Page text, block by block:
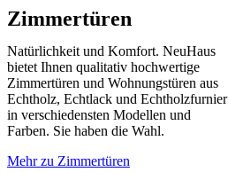
Zimmertüren
Natürlichkeit und Komfort. NeuHaus
bietet Ihnen qualitativ hochwertige
Zimmertüren und Wohnungstüren aus
Echtholz, Echtlack und Echtholzfurnier
in verschiedensten Modellen und
Farben. Sie haben die Wahl.
Mehr zu Zimmertüren